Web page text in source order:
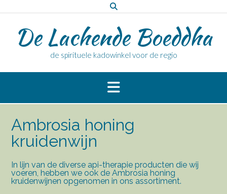
naar
inhoudDe Lachende Boeddha
de spirituele kadowinkel voor de regio
Ambrosia honing
kruidenwijn
In lijn van de diverse api-therapie producten die wij
voeren, hebben we ook de Ambrosia honing
kruidenwijnen opgenomen in ons assortiment.